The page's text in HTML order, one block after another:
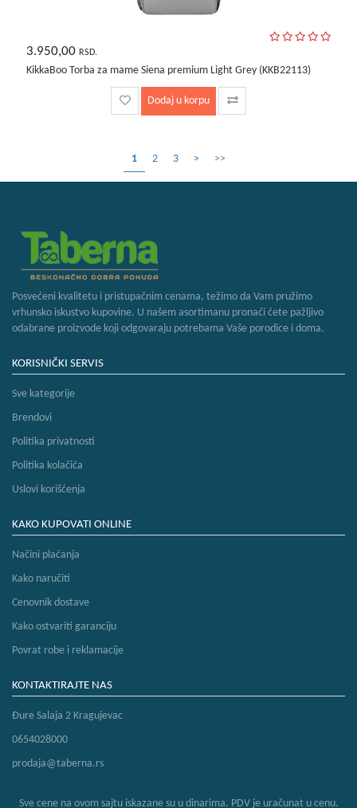
3.950,00 RSD.
KikkaBoo Torba za mame Siena premium Light Grey (KKB22113)
Dodaj u korpu
1 2 3 > >>
Posvećeni kvalitetu i pristupačnim cenama, težimo da Vam pružimo
vrhunsko iskustvo kupovine. U našem asortimanu pronaći ćete pažljivo
odabrane proizvode koji odgovaraju potrebama Vaše porodice i doma.
KORISNIČKI SERVIS
Sve kategorije
Brendovi
Politika privatnosti
Politika kolačića
Uslovi korišćenja
KAKO KUPOVATI ONLINE
Načini plaćanja
Kako naručiti
Cenovnik dostave
Kako ostvariti garanciju
Povrat robe i reklamacije
KONTAKTIRAJTE NAS
Đure Salaja 2 Kragujevac
0654028000
prodaja@taberna.rs
Sve cene na ovom sajtu iskazane su u dinarima. PDV je uračunat u cenu.